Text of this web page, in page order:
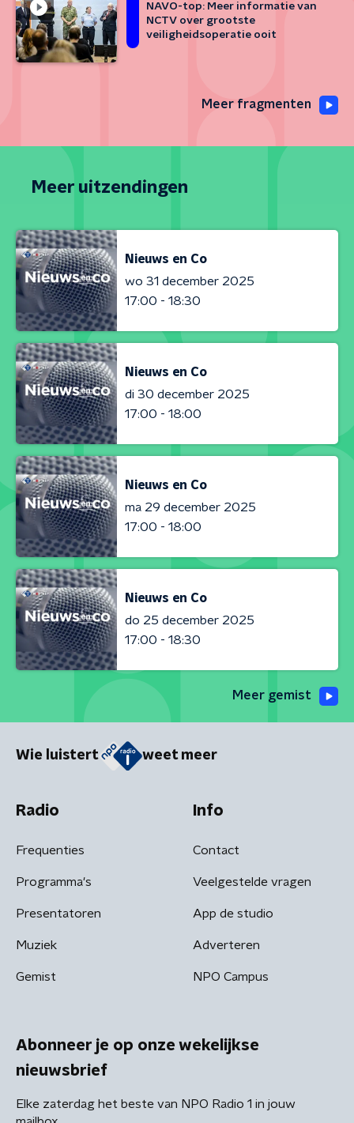
NAVO-top: Meer informatie van
NCTV over grootste
veiligheidsoperatie ooit
Meer fragmenten
Meer uitzendingen
Nieuws en Co
wo 31 december 2025
17:00 - 18:30
Nieuws en Co
di 30 december 2025
17:00 - 18:00
Nieuws en Co
ma 29 december 2025
17:00 - 18:00
Nieuws en Co
do 25 december 2025
17:00 - 18:30
Meer gemist
Wie luistert weet meer
Radio
Frequenties
Programma's
Presentatoren
Muziek
Gemist
Info
Contact
Veelgestelde vragen
App de studio
Adverteren
NPO Campus
Abonneer je op onze wekelijkse
nieuwsbrief
Elke zaterdag het beste van NPO Radio 1 in jouw